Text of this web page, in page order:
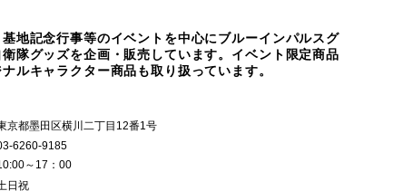
地記念行事等のイベントを中心にブルーインパルスグ
衛隊グッズを企画・販売しています。イベント限定商品
ルキャラクター商品も取り扱っています。
京都墨田区横川二丁目12番1号
6260-9185
～17：00
日祝